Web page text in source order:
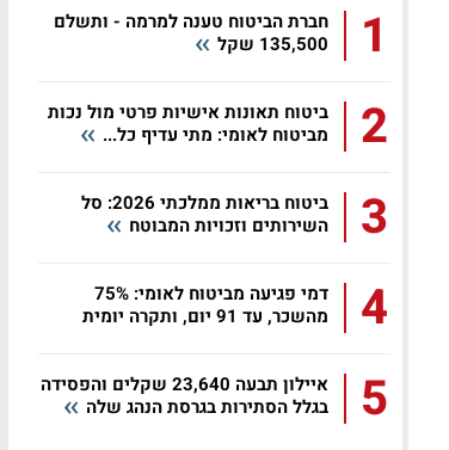
1
חברת הביטוח טענה למרמה - ותשלם
135,500 שקל
2
ביטוח תאונות אישיות פרטי מול נכות
מביטוח לאומי: מתי עדיף כל...
3
ביטוח בריאות ממלכתי 2026: סל
השירותים וזכויות המבוטח
4
דמי פגיעה מביטוח לאומי: 75%
מהשכר, עד 91 יום, ותקרה יומית
5
איילון תבעה 23,640 שקלים והפסידה
בגלל הסתירות בגרסת הנהג שלה